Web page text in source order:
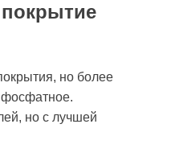
но более
фосфатное.
но с лучшей